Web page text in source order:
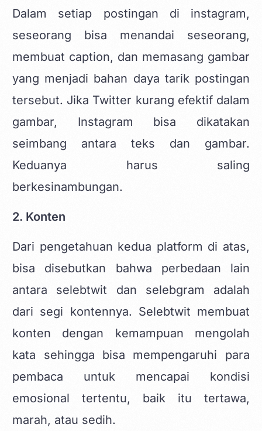
Dalam setiap postingan di instagram,
seseorang bisa menandai seseorang,
membuat caption, dan memasang gambar
yang menjadi bahan daya tarik postingan
tersebut. Jika Twitter kurang efektif dalam
gambar, Instagram bisa dikatakan
seimbang antara teks dan gambar.
Keduanya harus saling
berkesinambungan.
2. Konten
Dari pengetahuan kedua platform di atas,
bisa disebutkan bahwa perbedaan lain
antara selebtwit dan selebgram adalah
dari segi kontennya. Selebtwit membuat
konten dengan kemampuan mengolah
kata sehingga bisa mempengaruhi para
pembaca untuk mencapai kondisi
emosional tertentu, baik itu tertawa,
marah, atau sedih.